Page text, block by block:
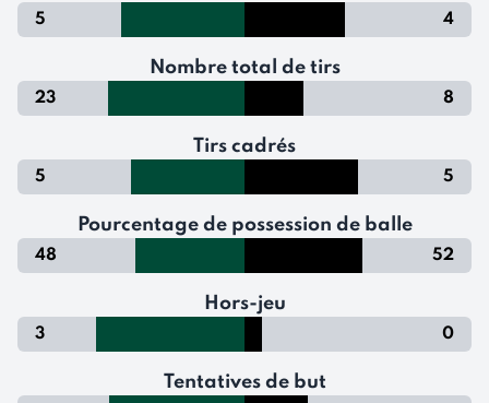
5 4
Nombre total de tirs
23 8
Tirs cadrés
5 5
Pourcentage de possession de balle
48 52
Hors-jeu
3 0
Tentatives de but